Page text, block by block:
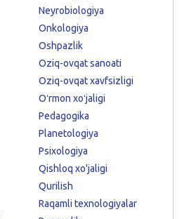
Neyrobiologiya
Onkologiya
Oshpazlik
Oziq-ovqat sanoati
Oziq-ovqat xavfsizligi
Oʻrmon xoʻjaligi
Pedagogika
Planetologiya
Psixologiya
Qishloq xo'jaligi
Qurilish
Raqamli texnologiyalar